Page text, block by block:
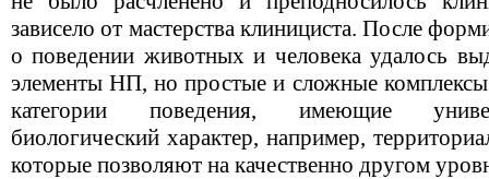
зависело от мастерства клинициста. После
о поведении животных и человека удалось
элементы НП, но простые и сложные
категории поведения, имеющие
биологический характер, например,
которые позволяют на качественно другом